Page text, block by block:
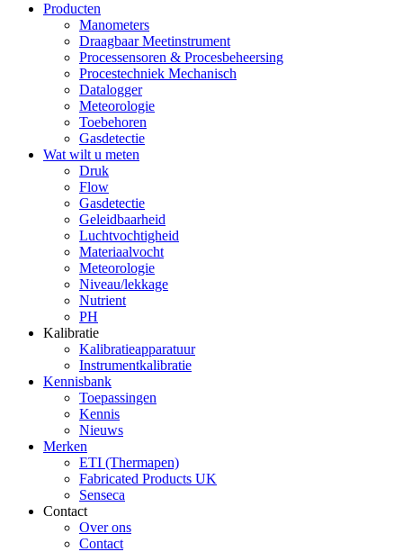
Producten
Manometers
Draagbaar Meetinstrument
Processensoren & Procesbeheersing
Procestechniek Mechanisch
Datalogger
Meteorologie
Toebehoren
Gasdetectie
Wat wilt u meten
Druk
Flow
Gasdetectie
Geleidbaarheid
Luchtvochtigheid
Materiaalvocht
Meteorologie
Niveau/lekkage
Nutrient
PH
Kalibratie
Kalibratieapparatuur
Instrumentkalibratie
Kennisbank
Toepassingen
Kennis
Nieuws
Merken
ETI (Thermapen)
Fabricated Products UK
Senseca
Contact
Over ons
Contact